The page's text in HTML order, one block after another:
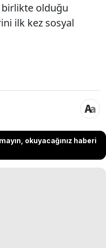
olduğu
ilk kez sosyal
okuyacağınız haberi